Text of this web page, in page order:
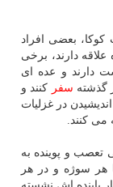
كوكا، بعضی افراد
دارند، برخی
دارند و عده ای
گذشته سفر كنند و
در غزلیات
می كنند.
تعصب و پوینده به
هر سوژه و در هر